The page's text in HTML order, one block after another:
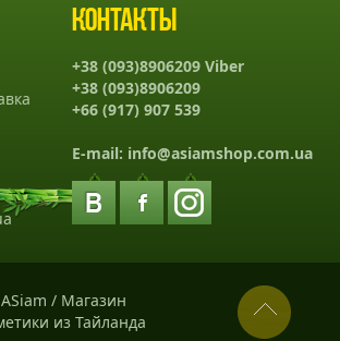
Контакты
+38 (093)8906209 Viber
+38 (093)8906209
+66 (917) 907 539
E-mail: info@asiamshop.com.ua
/ Магазин
из Тайланда